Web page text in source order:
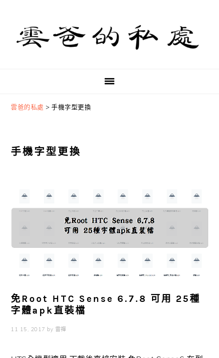
primary
navigation
content
primary
sidebar
雲爸的私處 >手機字型更換
手機字型更換
免Root HTC Sense 6.7.8 可用 25種
字體apk直裝檔
11 15, 2017 by 雷禪